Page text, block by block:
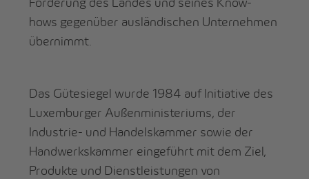
hows gegenüber ausländischen Unternehmen
übernimmt.
Das Gütesiegel wurde 1984 auf Initiative des
Luxemburger Außenministeriums, der
Industrie- und Handelskammer sowie der
Handwerkskammer eingeführt mit dem Ziel,
Produkte und Dienstleistungen von